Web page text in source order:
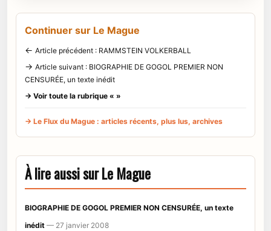
Continuer sur Le Mague
← Article précédent : RAMMSTEIN VOLKERBALL
→ Article suivant : BIOGRAPHIE DE GOGOL PREMIER NON
CENSURÉE, un texte inédit
→ Voir toute la rubrique « »
→ Le Flux du Mague : articles récents, plus lus, archives
À lire aussi sur Le Mague
BIOGRAPHIE DE GOGOL PREMIER NON CENSURÉE, un texte
inédit — 27 janvier 2008